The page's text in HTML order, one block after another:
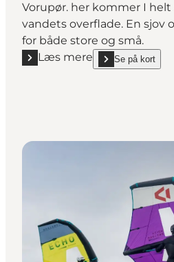
Vorupør. her kommer I
vandets overflade. En sjov
for både store og små.
Læs mere
Læs mere "Nordsø Akvariet i
Se på kort
show Nordsø